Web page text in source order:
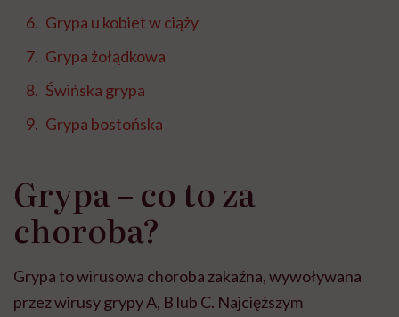
Grypa u kobiet w ciąży
Grypa żołądkowa
Świńska grypa
Grypa bostońska
Grypa – co to za
choroba?
Grypa to wirusowa choroba zakaźna, wywoływana
przez wirusy grypy A, B lub C. Najcięższym